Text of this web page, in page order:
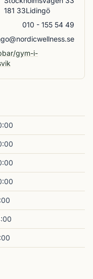
181 33Lidingö
010 - 155 54 49
gym-i-